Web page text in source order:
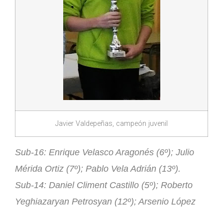
Javier Valdepeñas, campeón juvenil
Sub-16: Enrique Velasco Aragonés (6º); Julio
Mérida Ortiz (7º); Pablo Vela Adrián (13º).
Sub-14: Daniel Climent Castillo (5º); Roberto
Yeghiazaryan Petrosyan (12º); Arsenio López